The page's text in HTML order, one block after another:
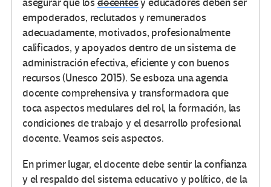
asegurar que los docentesy educadores deben ser
empoderados, reclutados y remunerados
adecuadamente, motivados, profesionalmente
calificados, y apoyados dentro de un sistema de
administración efectiva, eficiente y con buenos
recursos (Unesco 2015). Se esboza una agenda
docente comprehensiva y transformadora que
toca aspectos medulares del rol, la formación, las
condiciones de trabajo y el desarrollo profesional
docente. Veamos seis aspectos.
En primer lugar, el docente debe sentir la confianza
y el respaldo del sistema educativo y político, de la